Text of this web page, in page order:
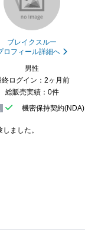
ブレイクスルー
ロフィール詳細へ
男性
終ログイン：2ヶ月前
総販売実績：0件
機密保持契約(NDA)
ました。